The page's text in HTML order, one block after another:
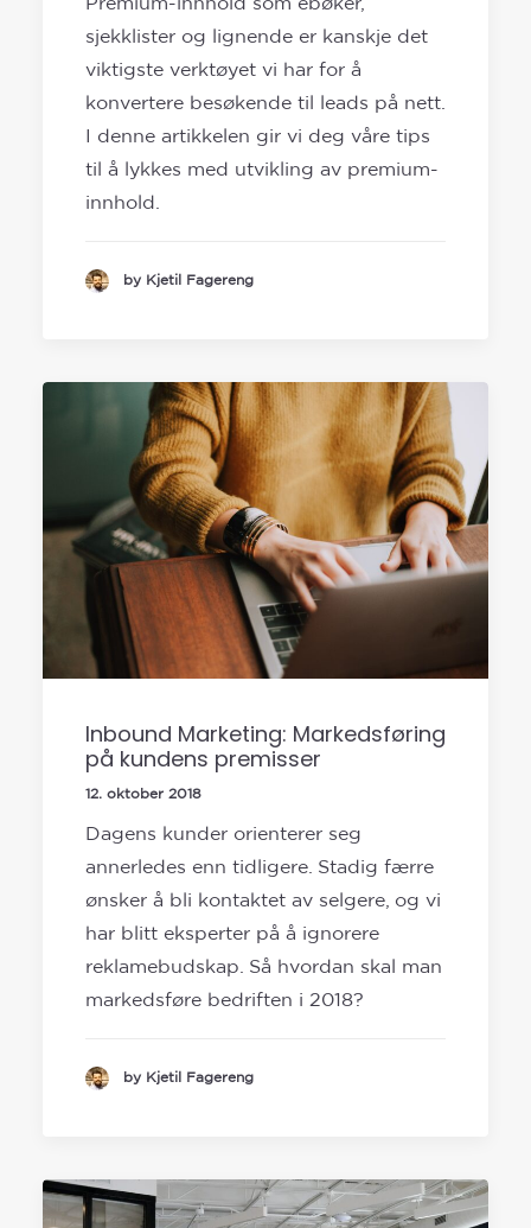
sjekklister og lignende er kanskje det
viktigste verktøyet vi har for å
konvertere besøkende til leads på nett.
I denne artikkelen gir vi deg våre tips
til å lykkes med utvikling av premium-
innhold.
by Kjetil Fagereng
Inbound Marketing: Markedsføring
på kundens premisser
12. oktober 2018
Dagens kunder orienterer seg
annerledes enn tidligere. Stadig færre
ønsker å bli kontaktet av selgere, og vi
har blitt eksperter på å ignorere
reklamebudskap. Så hvordan skal man
markedsføre bedriften i 2018?
by Kjetil Fagereng